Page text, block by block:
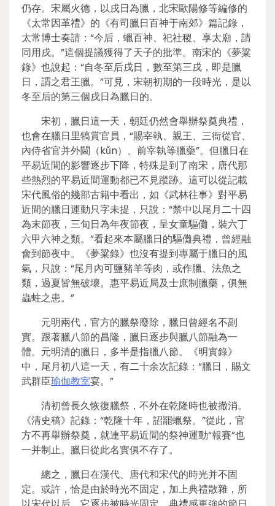
仍存。宋屬火德，以戌日為臘，北宋歐陽修等編修的
《太常因革禮》的《有司臘日百神于南郊》篇記錄，
太常博士奏請：“今后，蠟百神、祀社稷、享太廟，請
同用戌。”這個提議獲得了天子的批準。南宋的《夢粱
錄》也說起：“自冬至后戌日，數至第三戌，即是臘
日，謂之君王臘。”可見，宋朝初期的一段時光，是以
冬至后的第三個戌日為臘日的。
宋初，臘日這一天，朝廷仍然會舉辦祭奠典禮，
也會在臘日里犒賞官員，“賜宰執、親王、三衙從官、
內侍省官并外閫（kǔn）、前宰執等臘藥”。但臘日在
平易近間的影響逐步下降，特殊是到了南宋，唐代那
些熱烈的平易近間運動都已不見蹤跡。這可以從記載
宋代風俗的幾部古籍中看出，如《武林往事》對平易
近間的臘日運動只字未提，只說：“禁中以尾月二十四
為末節夜，三旬日為年夜節夜，呈女童驅儺，裝六丁
六甲六神之類。”看起來本屬臘日的驅儺典禮，曾經融
會到節夜中。《夢粱錄》也沒有提到專屬于臘日的風
氣，只說：“尾月內可鹽豬羊等肉，或作臘、法魚之
類，過夏皆無破壞。惠平易近局及士庶制臘藥，俱無
蟲蛀之患。”
元明兩代，官方的臘祭廢除，臘日曾經名不副
實。跟著臘八節的昌隆，臘日逐步與臘八節融為一
體。元明清的臘日，多半是指臘八節。《明實錄》
中，尾月初八這一天，有二十余次記錄：“臘日，賜文
武群臣瑜伽教室宴。”
清初曾長久恢復臘祭，不外在乾隆時也被撤消。
《清史稿》記錄：“乾隆十年，詔罷蠟祭。”從此，官
方不再舉辦祭奠，就連平易近間的祭神運動“報賽”也
一并制止。臘日從此名實俱不存了。
總之，臘日在漢代、唐代和宋代的時光并不固
定。或許，恰是由於時光不固定，加上典禮散雜，所